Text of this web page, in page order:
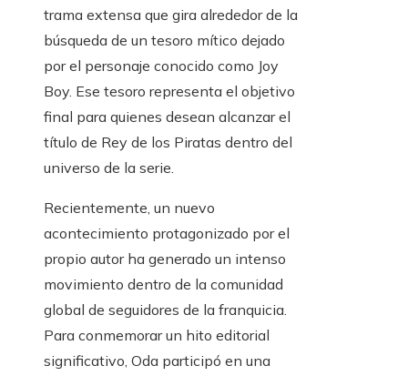
trama extensa que gira alrededor de la
búsqueda de un tesoro mítico dejado
por el personaje conocido como Joy
Boy. Ese tesoro representa el objetivo
final para quienes desean alcanzar el
título de Rey de los Piratas dentro del
universo de la serie.
Recientemente, un nuevo
acontecimiento protagonizado por el
propio autor ha generado un intenso
movimiento dentro de la comunidad
global de seguidores de la franquicia.
Para conmemorar un hito editorial
significativo, Oda participó en una